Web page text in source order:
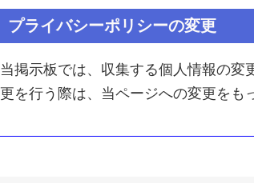
プライバシーポリシーの変更
当掲示板では、収集する個人情報の
更を行う際は、当ページへの変更をも